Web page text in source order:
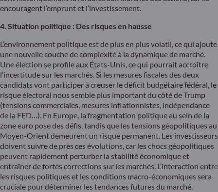
encouragent l’emprunt et l’investissement.
4. Situation politique : Des risques en hausse
L’environnement politique est de plus en plus volatil, ce qui ajoute
une nouvelle couche de complexité à la dynamique de marché.
Une élection se profile aux États-Unis, ce qui pourrait accroître
l’incertitude sur les marchés. Si les mesures fiscales des deux
candidats vont participer à creuser le déficit budgétaire fédéral, le
risque électoral nous semble plus important du côté de Trump
(tensions commerciales, mesures inflationnistes, indépendance
de la FED…). En Europe, la fragmentation politique au sein de la
zone euro pose des défis, tandis que les tensions géopolitiques au
Moyen-Orient demeurent un risque permanent. Les investisseurs
doivent suivre de près ces évolutions, car les chocs géopolitiques
peuvent rapidement perturber la stabilité économique et
entraîner de fortes corrections sur les marchés. L’interaction entre
les risques politiques et les conditions macro-économiques sera
cruciale pour déterminer les tendances futures du marché.